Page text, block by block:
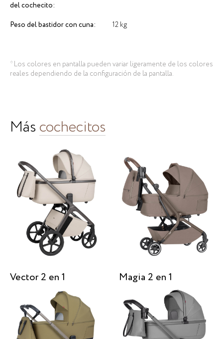
del cochecito:
Peso del bastidor con cuna: 12 kg
* Los colores en pantalla pueden variar ligeramente de los colores
reales dependiendo de la configuración de la pantalla.
Más cochecitos
Vector 2 en 1 Magia 2 en 1